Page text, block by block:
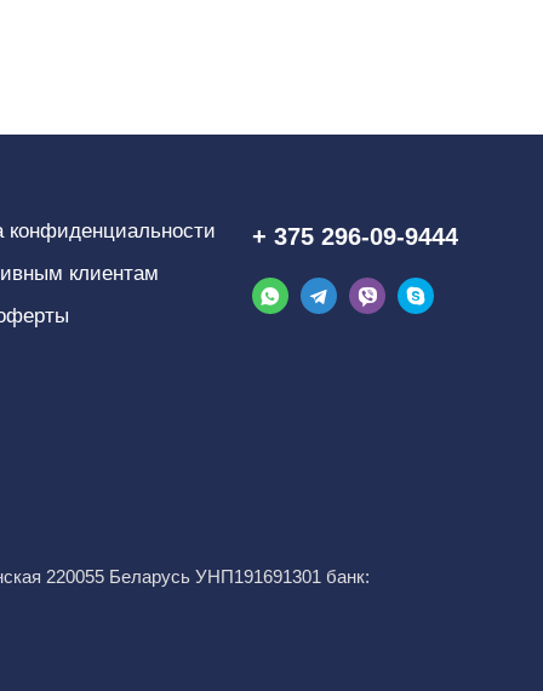
гарантировали его точное
Однозначно рекомендую и, если
обращусь именно в этот сервис.
Спасибо за работу!
Светлана, 27.10.2025 13:55:02
конфиденциальности
клиентам
+ 375 296-09-9444
220055 Беларусь УНП191691301 банк: